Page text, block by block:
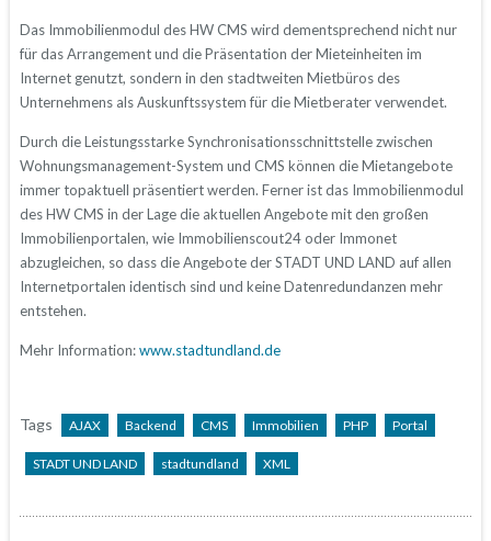
Das Immobilienmodul des HW CMS wird dementsprechend nicht nur
für das Arrangement und die Präsentation der Mieteinheiten im
Internet genutzt, sondern in den stadtweiten Mietbüros des
Unternehmens als Auskunftssystem für die Mietberater verwendet.
Durch die Leistungsstarke Synchronisationsschnittstelle zwischen
Wohnungsmanagement-System und CMS können die Mietangebote
immer topaktuell präsentiert werden. Ferner ist das Immobilienmodul
des HW CMS in der Lage die aktuellen Angebote mit den großen
Immobilienportalen, wie Immobilienscout24 oder Immonet
abzugleichen, so dass die Angebote der STADT UND LAND auf allen
Internetportalen identisch sind und keine Datenredundanzen mehr
entstehen.
Mehr Information:www.stadtundland.de
Tags AJAX Backend CMS Immobilien PHP Portal
STADT UND LAND stadtundland XML